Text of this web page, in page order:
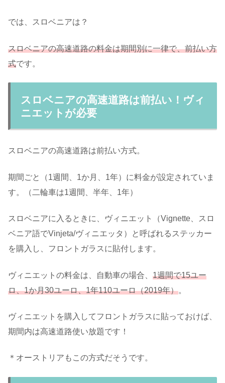
では、スロベニアは？
スロベニアの高速道路の料金は期間別に一律で、前払い方
式です。
スロベニアの高速道路は前払い！ヴィ
ニエットが必要
スロベニアの高速道路は前払い方式。
期間ごと（1週間、1か月、1年）に料金が設定されていま
す。（二輪車は1週間、半年、1年）
スロベニアに入るときに、ヴィニエット（Vignette、スロ
ベニア語でVinjeta/ヴィニエッタ）と呼ばれるステッカー
を購入し、フロントガラスに貼付します。
ヴィニエットの料金は、自動車の場合、 1週間で15ユー
ロ、1か月30ユーロ、1年110ユーロ（2019年）。
ヴィニエットを購入してフロントガラスに貼っておけば、
期間内は高速道路使い放題です！
＊オーストリアもこの方式だそうです。